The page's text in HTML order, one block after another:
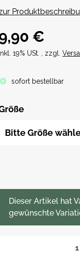
€
19% USt. , zzgl.
sofort bestellbar
Bitte Größe
x
Dieser Artikel hat
gewünschte